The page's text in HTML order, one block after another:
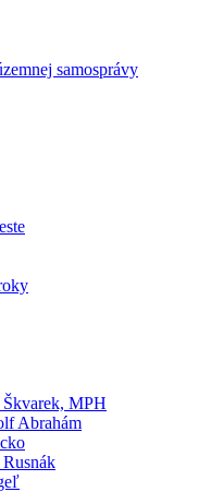
samosprávy
MPH
Abrahám